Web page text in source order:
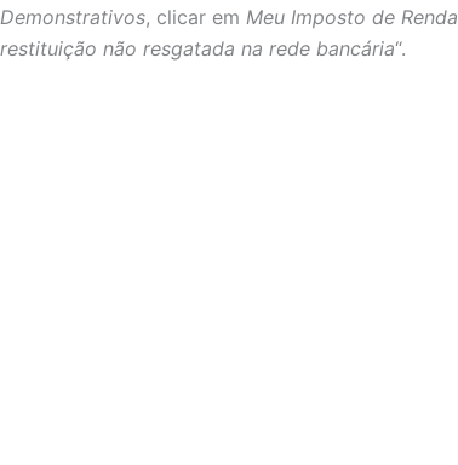
Demonstrativos, clicar em Meu Imposto de Renda
restituição não resgatada na rede bancária“.